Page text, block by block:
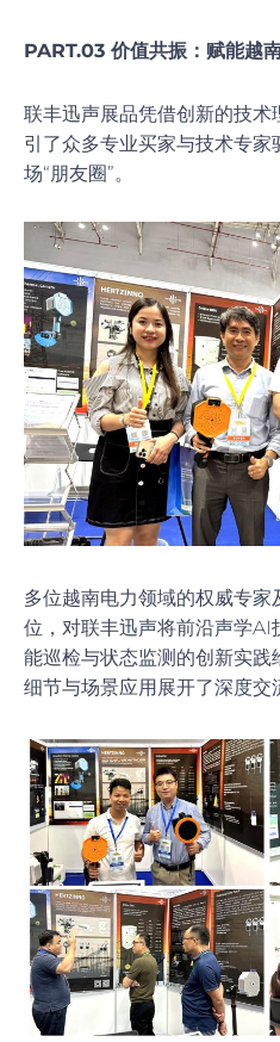
PART.03 价值共振：赋能越
联丰迅声展品凭借创新的技术
引了众多专业买家与技术专
场“朋友圈”。
多位越南电力领域的权威专
位，对联丰迅声将前沿声学AI
能巡检与状态监测的创新实
细节与场景应用展开了深度交